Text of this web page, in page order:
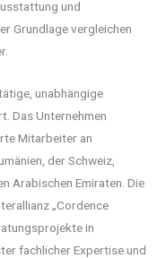
und
Grundlage vergleichen
unabhängige
Das Unternehmen
Mitarbeiter an
der Schweiz,
Arabischen Emiraten. Die
„Cordence
in
fachlicher Expertise und